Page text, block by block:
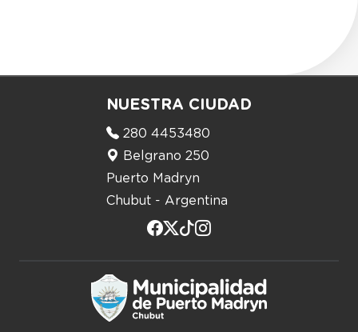
NUESTRA CIUDAD
280 4453480
Belgrano 250
Puerto Madryn
Chubut - Argentina